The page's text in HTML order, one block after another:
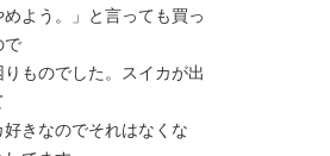
よう。」と言っても買っ
で
りものでした。スイカが出
きなのでそれはなくな